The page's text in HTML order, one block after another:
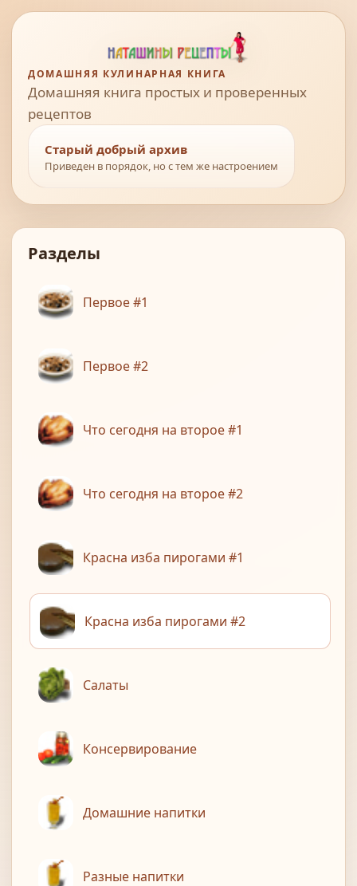
ДОМАШНЯЯ КУЛИНАРНАЯ КНИГА
Домашняя книга простых и проверенных
рецептов
Старый добрый архив
Приведен в порядок, но с тем же настроением
Разделы
Первое #1
Первое #2
Что сегодня на второе #1
Что сегодня на второе #2
Красна изба пирогами #1
Красна изба пирогами #2
Салаты
Консервирование
Домашние напитки
Разные напитки